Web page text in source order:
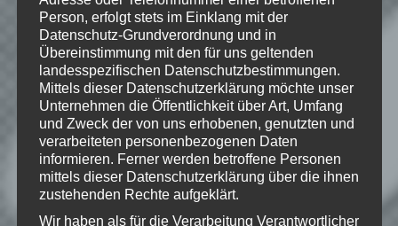
sind mit*markiert
Kommentar*
Person, erfolgt stets im Einklang mit der
Datenschutz-Grundverordnung und in
Übereinstimmung mit den für uns geltenden
landesspezifischen Datenschutzbestimmungen.
Mittels dieser Datenschutzerklärung möchte unser
Unternehmen die Öffentlichkeit über Art, Umfang
und Zweck der von uns erhobenen, genutzten und
verarbeiteten personenbezogenen Daten
informieren. Ferner werden betroffene Personen
mittels dieser Datenschutzerklärung über die ihnen
zustehenden Rechte aufgeklärt.
Wir haben als für die Verarbeitung Verantwortlicher